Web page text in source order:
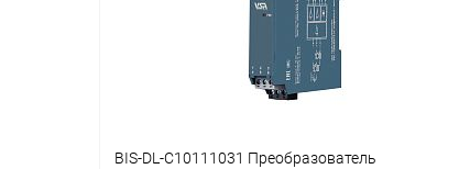
BIS-DL-C10111031 Преобразователь